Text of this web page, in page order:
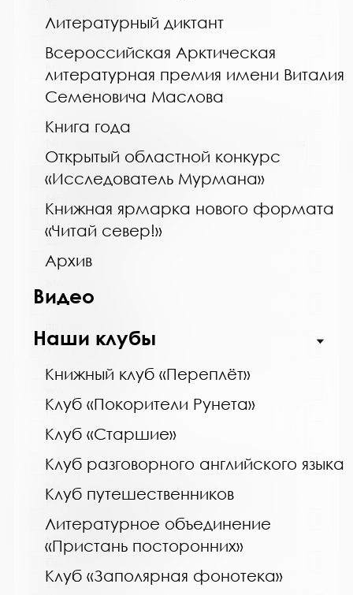
Литературный диктант
Всероссийская Арктическая
литературная премия имени Виталия
Семеновича Маслова
Книга года
Открытый областной конкурс
«Исследователь Мурмана»
Книжная ярмарка нового формата
«Читай север!»
Архив
Видео
Наши клубы
Книжный клуб «Переплёт»
Клуб «Покорители Рунета»
Клуб «Старшие»
Клуб разговорного английского языка
Клуб путешественников
Литературное объединение
«Пристань посторонних»
Клуб «Заполярная фонотека»
8 (81553) 2-61-98
www:
http://kolabiblio.ru/
Название библиотеки:
система
Сокращенное название:
Почтовый индекс:
184511
Город:
Улица, дом:
Телефон:
8 (81536) 7-40-28
http://monlib.ru/
Название библиотеки:
Межпоселенческая библиотека Кольского
района
Сокращенное название:
МУК МБ Кольского района
184361